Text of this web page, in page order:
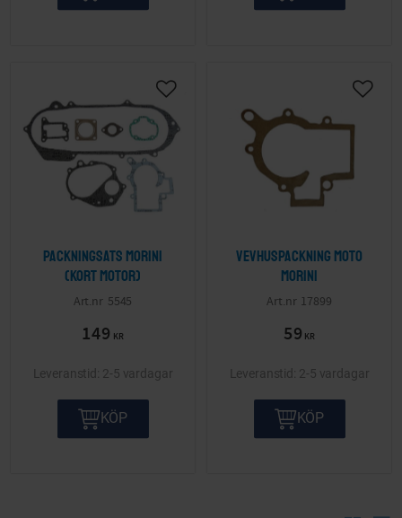
Packningsats Morini
(kort motor)
5545
149 KR
2-5 vardagar
KÖP
Vevhuspackning Moto
Morini
17899
59 KR
2-5 vardagar
KÖP